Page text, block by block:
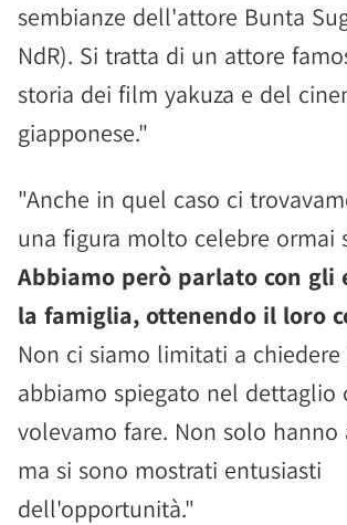
sembianze dell'attore Bunta
NdR). Si tratta di un attore
storia dei film yakuza e del
giapponese."
"Anche in quel caso ci
una figura molto celebre ormai
Abbiamo però parlato con gli
la famiglia, ottenendo il loro
Non ci siamo limitati a chiedere
abbiamo spiegato nel dettaglio
volevamo fare. Non solo hanno
ma si sono mostrati entusiasti
dell'opportunità."